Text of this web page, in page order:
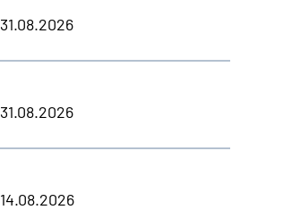
31.08.2026
31.08.2026
14.08.2026